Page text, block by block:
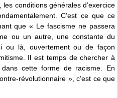
conditions générales d’exercice
C’est ce que ce
que « Le fascisme ne passera
ou un autre, une constante du
ou là, ouvertement ou de façon
Il est temps de chercher à
cette forme de racisme. En
révolutionnaire », c’est ce que